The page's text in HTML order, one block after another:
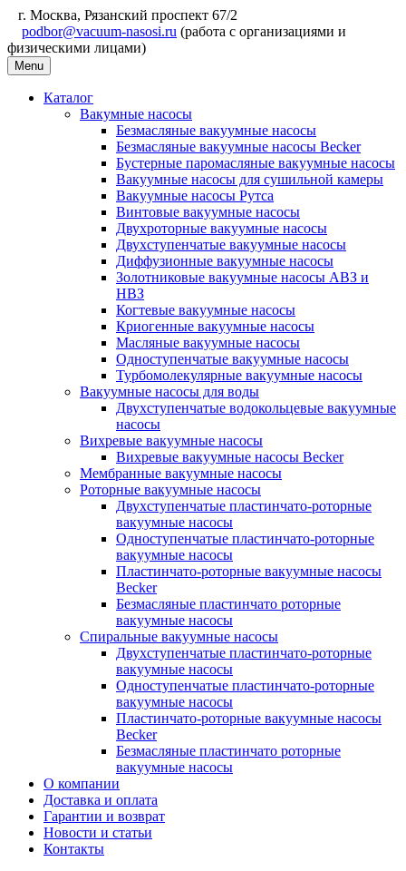
г. Москва, Рязанский проспект 67/2
podbor@vacuum-nasosi.ru (работа с организациями и
физическими лицами)
Menu
Каталог
Вакумные насосы
Безмасляные вакуумные насосы
Безмасляные вакуумные насосы Becker
Бустерные паромасляные вакуумные насосы
Вакуумные насосы для сушильной камеры
Вакуумные насосы Рутса
Винтовые вакуумные насосы
Двухроторные вакуумные насосы
Двухступенчатые вакуумные насосы
Диффузионные вакуумные насосы
Золотниковые вакуумные насосы АВЗ и
НВЗ
Когтевые вакуумные насосы
Криогенные вакуумные насосы
Масляные вакуумные насосы
Одноступенчатые вакуумные насосы
Турбомолекулярные вакуумные насосы
Вакуумные насосы для воды
Двухступенчатые водокольцевые вакуумные
насосы
Вихревые вакуумные насосы
Вихревые вакуумные насосы Becker
Мембранные вакуумные насосы
Роторные вакуумные насосы
Двухступенчатые пластинчато-роторные
вакуумные насосы
Одноступенчатые пластинчато-роторные
вакуумные насосы
Пластинчато-роторные вакуумные насосы
Becker
Безмасляные пластинчато роторные
вакуумные насосы
Спиральные вакуумные насосы
Двухступенчатые пластинчато-роторные
вакуумные насосы
Одноступенчатые пластинчато-роторные
вакуумные насосы
Пластинчато-роторные вакуумные насосы
Becker
Безмасляные пластинчато роторные
вакуумные насосы
О компании
Доставка и оплата
Гарантии и возврат
Новости и статьи
Контакты